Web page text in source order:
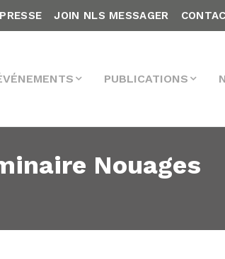
JOIN NLS MESSAGER
PUBLICATIONS
Nouages